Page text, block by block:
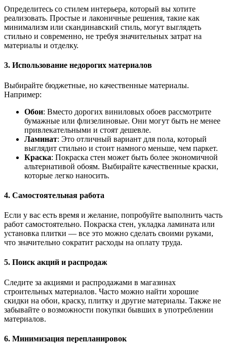
Определитесь со стилем интерьера, который вы хотите
реализовать. Простые и лаконичные решения, такие как
минимализм или скандинавский стиль, могут выглядеть
стильно и современно, не требуя значительных затрат на
материалы и отделку.
3. Использование недорогих материалов
Выбирайте бюджетные, но качественные материалы.
Например:
Обои: Вместо дорогих виниловых обоев рассмотрите
бумажные или флизелиновые. Они могут быть не менее
привлекательными и стоят дешевле.
Ламинат: Это отличный вариант для пола, который
выглядит стильно и стоит намного меньше, чем паркет.
Краска: Покраска стен может быть более экономичной
альтернативой обоям. Выбирайте качественные краски,
которые легко наносить.
4. Самостоятельная работа
Если у вас есть время и желание, попробуйте выполнить часть
работ самостоятельно. Покраска стен, укладка ламината или
установка плитки — все это можно сделать своими руками,
что значительно сократит расходы на оплату труда.
5. Поиск акций и распродаж
Следите за акциями и распродажами в магазинах
строительных материалов. Часто можно найти хорошие
скидки на обои, краску, плитку и другие материалы. Также не
забывайте о возможности покупки бывших в употреблении
материалов.
6. Минимизация перепланировок